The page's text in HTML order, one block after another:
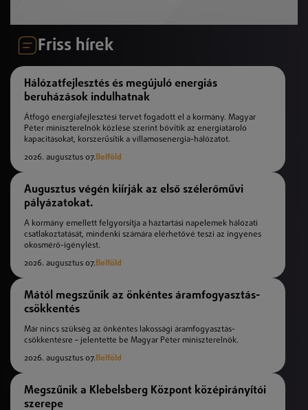
Friss hírek
Hálózatfejlesztés és megújuló energiás
beruházások indulhatnak
Átfogó energiafejlesztési tervet fogadott el a kormány. Magyar
Péter miniszterelnök közlése szerint bővítik az energiatároló
kapacitásokat, korszerűsítik a villamosenergia-hálózatot.
2026. augusztus 07.Belföld
Augusztus végén kiírják az első szélerőművi
pályázatokat.
A kormány emellett felgyorsítja a háztartási napelemek hálózati
csatlakoztatását, mindenki számára elérhetővé teszi az ingyenes
okosmérő-igénylést.
2026. augusztus 07.Belföld
Mától megszűnik az önkéntes áramfogyasztás-
csökkentés
Már nincs szükség az önkéntes lakossági áramfogyasztás-
csökkentésre – jelentette be Magyar Péter miniszterelnök.
2026. augusztus 07.Belföld
Megszűnik a Klebelsberg Központ középirányítói
szerepe